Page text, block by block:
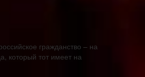
гражданство – на
который тот имеет на